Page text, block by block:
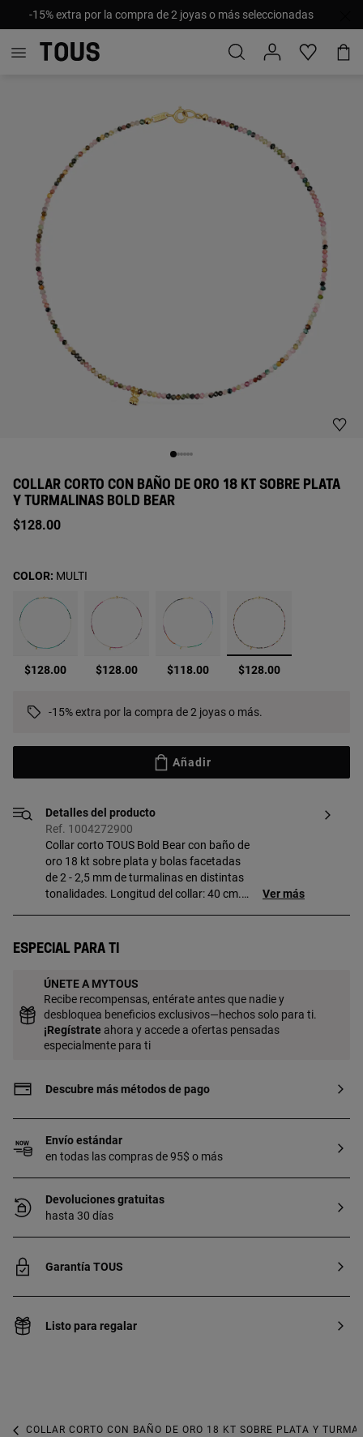
-15% extra por la compra de 2 joyas o más seleccionadas
COLLAR CORTO CON BAÑO DE ORO 18 KT SOBRE PLATA
Y TURMALINAS BOLD BEAR
$128.00
$128.00 $128.00 $118.00 seleccionado
$128.00
COLOR: MULTI
-15% extra por la compra de 2 joyas o más.
Añadir
Detalles del producto
Ref. 1004272900
Collar corto TOUS Bold Bear con baño de
oro 18 kt sobre plata y bolas facetadas
de 2 - 2,5 mm de turmalinas en distintas
tonalidades. Longitud del collar: 40 cm.
18 a 23 kt y 3 micras de espesor. Esta
de la joya.
Ver más
Especial para ti
ÚNETE A MYTOUS
Recibe recompensas, entérate antes que nadie y
desbloquea beneficios exclusivos—hechos solo para ti.
¡Regístrate ahora y accede a ofertas pensadas
especialmente para ti
Descubre más métodos de pago
Envío estándar
en todas las compras de 95$ o más
Devoluciones gratuitas
hasta 30 días
Garantía TOUS
Listo para regalar
COLLAR CORTO CON BAÑO DE ORO 18 KT SOBRE PLATA Y